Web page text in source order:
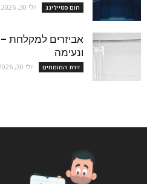
הום סטיילינג יולי 30, 2026
אביזרים למקלחת
ונעימה
זירת המומחים יולי 30, 2026